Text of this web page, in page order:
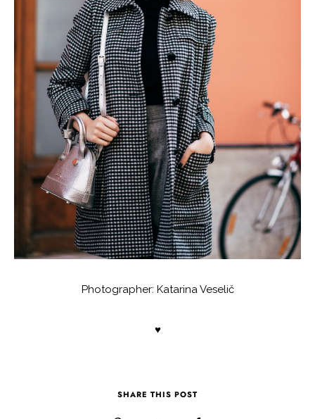
Photographer: Katarina Veselič
♥
SHARE THIS POST